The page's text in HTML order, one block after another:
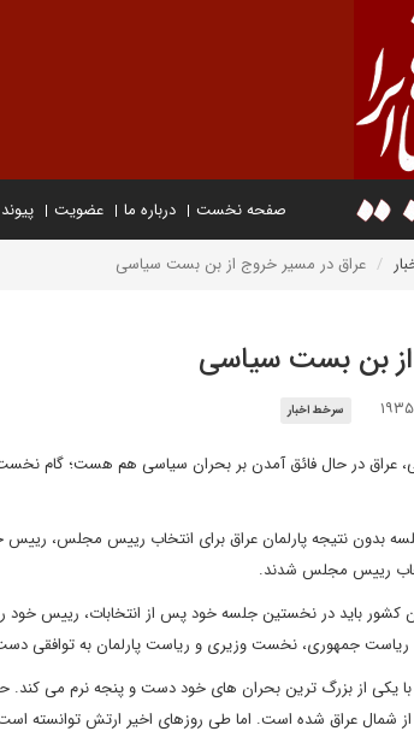
صفحه نخست درباره ما عضویت
عراق در مسیر خروج از بن بست سیاسی
بن بست سیاسی
سرخط اخبار
عراق در حال فائق آمدن بر بحران سیاسی هم هست؛ گام
بدون نتیجه پارلمان عراق برای انتخاب رییس مجلس،
رییس مجلس شدند.
کشور باید در نخستین جلسه خود پس از انتخابات، رییس
ریاست جمهوری، نخست وزیری و ریاست پارلمان به توافقی
یکی از بزرگ ترین بحران های خود دست و پنجه نرم می کند.
شمال عراق شده است. اما طی روزهای اخیر ارتش توانسته